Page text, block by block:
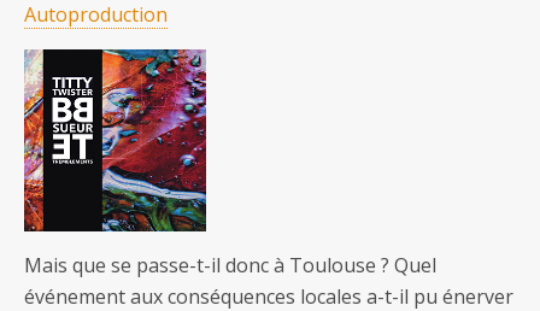
Autoproduction
Mais que se passe-t-il donc à Toulouse ? Quel
événement aux conséquences locales a-t-il pu énerver